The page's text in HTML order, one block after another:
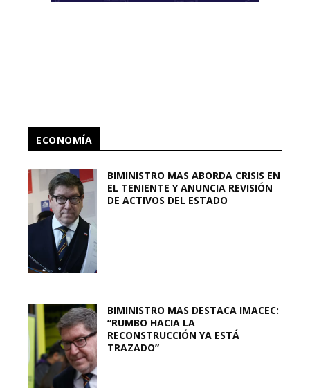
ECONOMÍA
BIMINISTRO MAS ABORDA CRISIS EN
EL TENIENTE Y ANUNCIA REVISIÓN
DE ACTIVOS DEL ESTADO
BIMINISTRO MAS DESTACA IMACEC:
“RUMBO HACIA LA
RECONSTRUCCIÓN YA ESTÁ
TRAZADO”